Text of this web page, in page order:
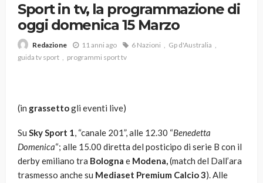
Sport in tv, la programmazione di
oggi domenica 15 Marzo
Redazione 11 anni ago 6 Nazioni
Gp d'Australia
guida tv sport
programmi sport tv
(in grassettogli eventi live)
Su Sky Sport 1, “canale 201”, alle 12.30 “Benedetta
Domenica“; alle 15.00 diretta del posticipo di serie B con il
derby emiliano tra Bologna e Modena,(match del Dall’ara
trasmesso anche su Mediaset Premium Calcio 3). Alle